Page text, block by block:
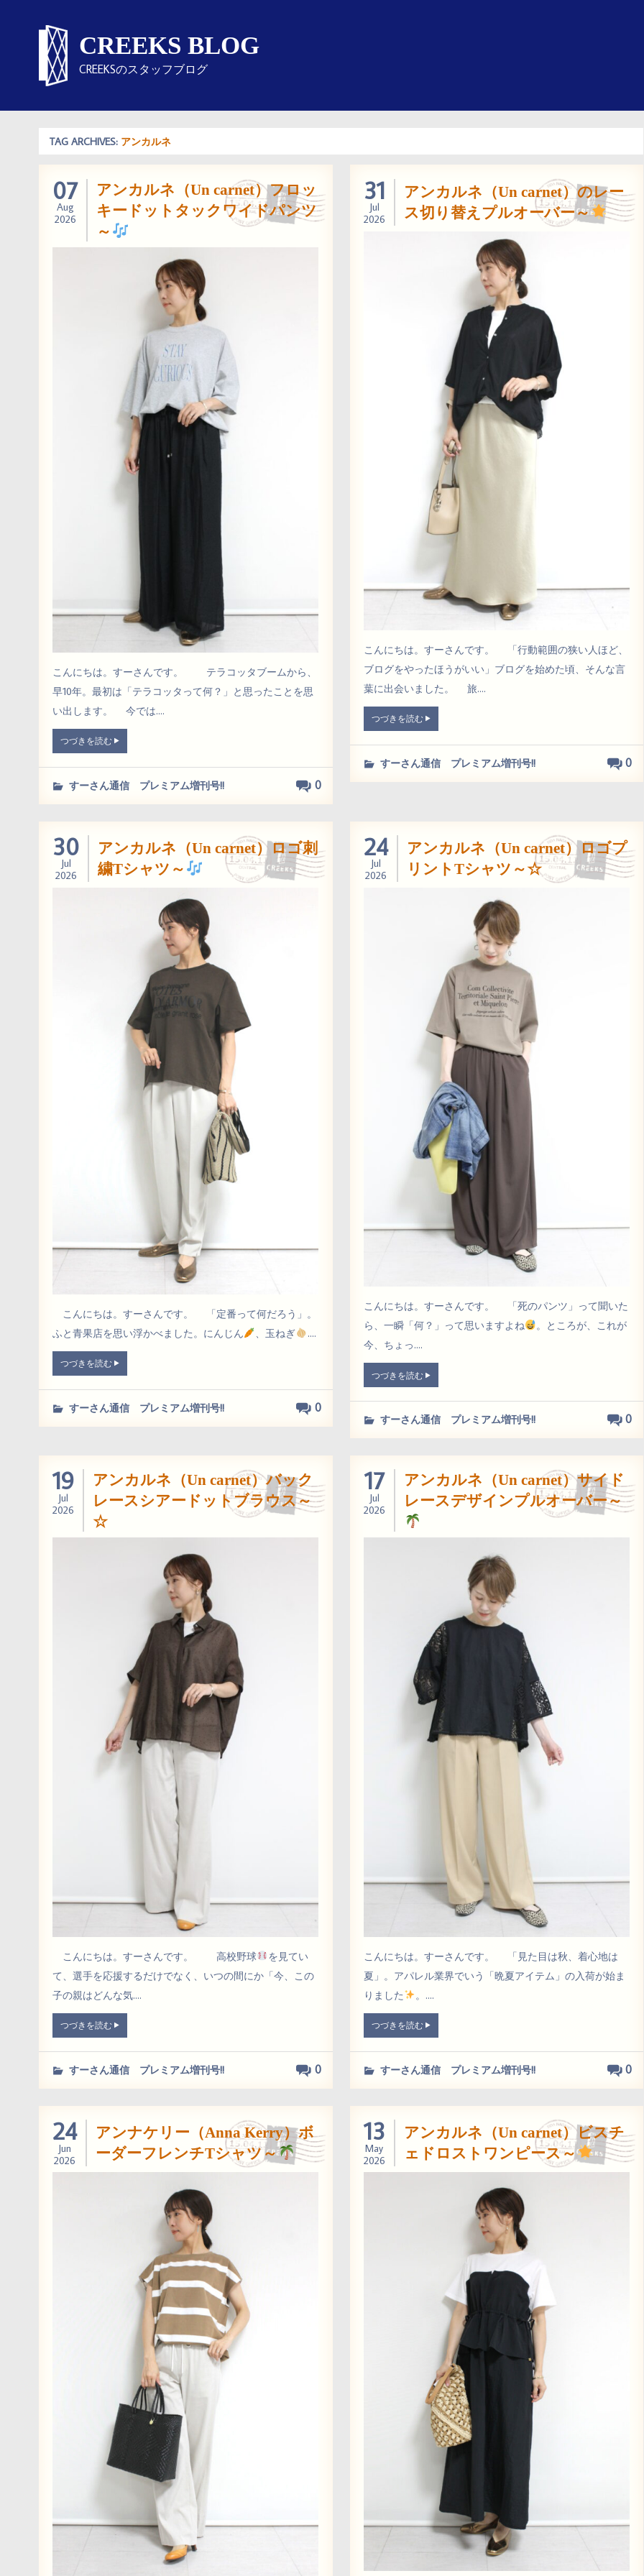
CREEKS BLOG
CREEKSのスタッフブログ
TAG ARCHIVES: アンカルネ
07
Aug
2026
アンカルネ（Un carnet）フロッ
キードットタックワイドパンツ
～
こんにちは。すーさんです。 テラコッタブームから、
早10年。最初は「テラコッタって何？」と思ったことを思
い出します。 今では....
つづきを読む
0
すーさん通信 プレミアム増刊号!!
31
Jul
2026
アンカルネ（Un carnet）のレー
ス切り替えプルオーバー～
こんにちは。すーさんです。 「行動範囲の狭い人ほど、
ブログをやったほうがいい」ブログを始めた頃、そんな言
葉に出会いました。 旅....
つづきを読む
0
すーさん通信 プレミアム増刊号!!
30
Jul
2026
アンカルネ（Un carnet）ロゴ刺
繍Tシャツ～
こんにちは。すーさんです。 「定番って何だろう」。
ふと青果店を思い浮かべました。にんじん
、玉ねぎ ....
つづきを読む
0
すーさん通信 プレミアム増刊号!!
24
Jul
2026
アンカルネ（Un carnet）ロゴプ
リントTシャツ～☆
こんにちは。すーさんです。 「死のパンツ」って聞いた
ら、一瞬「何？」って思いますよね
。ところが、これが
今、ちょっ....
つづきを読む
0
すーさん通信 プレミアム増刊号!!
19
Jul
2026
アンカルネ（Un carnet）バック
レースシアードットブラウス～
☆
こんにちは。すーさんです。 高校野球
を見てい
て、選手を応援するだけでなく、いつの間にか「今、この
子の親はどんな気....
つづきを読む
0
すーさん通信 プレミアム増刊号!!
17
Jul
2026
アンカルネ（Un carnet）サイド
レースデザインプルオーバー～
こんにちは。すーさんです。 「見た目は秋、着心地は
夏」。アパレル業界でいう「晩夏アイテム」の入荷が始ま
りました
。....
つづきを読む
0
すーさん通信 プレミアム増刊号!!
24
Jun
2026
アンナケリー（Anna Kerry）ボ
ーダーフレンチTシャツ～
13
May
2026
アンカルネ（Un carnet）ビスチ
ェドロストワンピース～